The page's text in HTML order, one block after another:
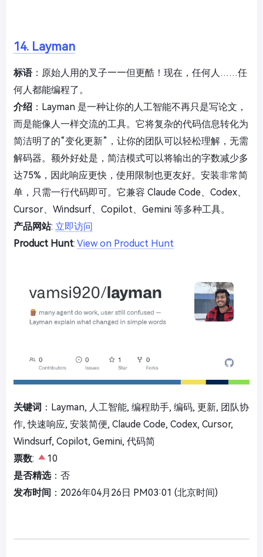
14. Layman
标语：原始人用的叉子——但更酷！现在，任何人……任
何人都能编程了。
介绍 ：Layman 是一种让你的人工智能不再只是写论文，
而是能像人一样交流的工具。它将复杂的代码信息转化为
简洁明了的“变化更新”，让你的团队可以轻松理解，无需
解码器。额外好处是，简洁模式可以将输出的字数减少多
达75%，因此响应更快，使用限制也更友好。安装非常简
单，只需一行代码即可。它兼容 Claude Code、Codex、
Cursor、Windsurf、Copilot、Gemini 等多种工具。
产品网站: 立即访问
Product Hunt: View on Product Hunt
关键词 ：Layman, 人工智能, 编程助手, 编码, 更新, 团队协
作, 快速响应, 安装简便, Claude Code, Codex, Cursor,
Windsurf, Copilot, Gemini, 代码简
票数:
10
是否精选：否
发布时间 ：2026年04月26日 PM03:01 (北京时间)